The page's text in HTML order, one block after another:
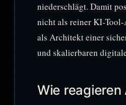
niederschlägt. Damit
nicht als reiner KI-
als Architekt einer
und skalierbaren
Wie